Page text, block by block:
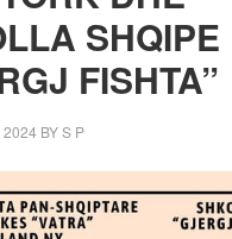
SHQIPE
FISHTA”
2024 BYS P